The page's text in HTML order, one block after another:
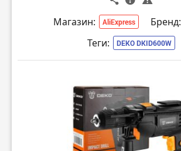
Магазин: AliExpress Бренд:
Теги: DEKO DKID600W